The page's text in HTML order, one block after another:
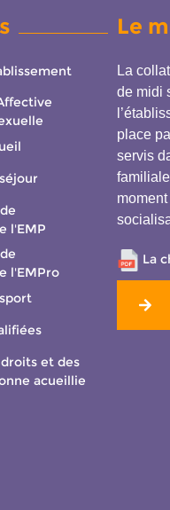
l'EMP
l'EMPro
et des
acueillie
Le
La
de midi
place
servis
La